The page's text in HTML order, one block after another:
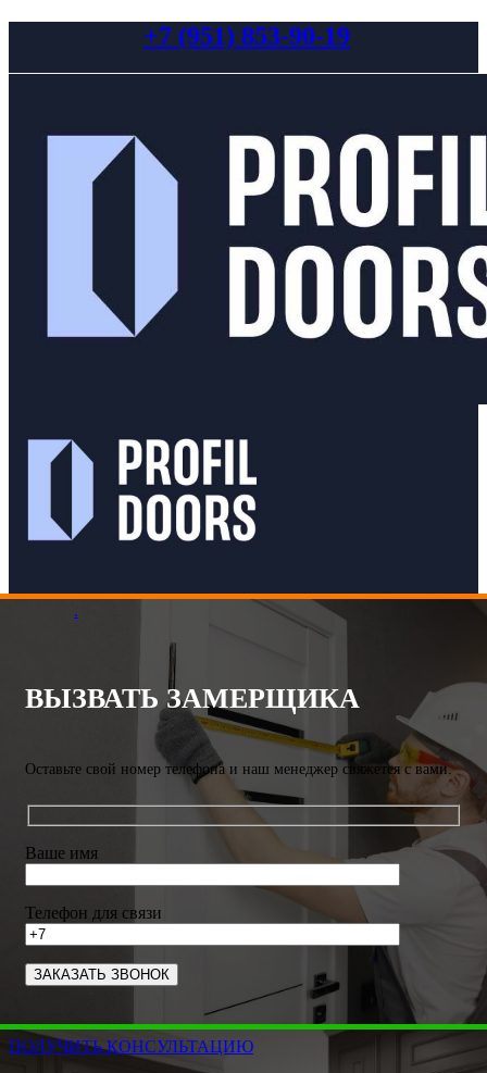
+7 (951) 853-90-19
.
ВЫЗВАТЬ ЗАМЕРЩИКА
Оставьте свой номер телефона и наш менеджер свяжется с вами.
Ваше имя
Телефон для связи
ПОЛУЧИТЬ КОНСУЛЬТАЦИЮ